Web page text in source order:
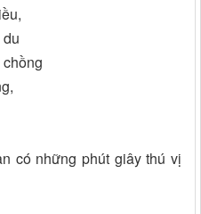
có những phút giây thú vị